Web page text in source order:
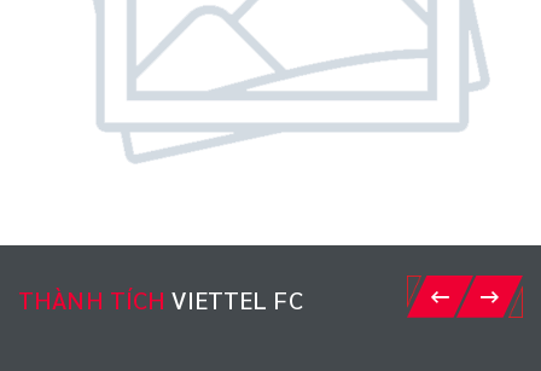
THÀNH TÍCHVIETTEL FC